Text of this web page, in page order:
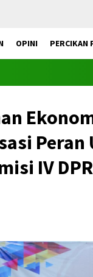
OPINI PERCIKAN
Tim
Peran
IV